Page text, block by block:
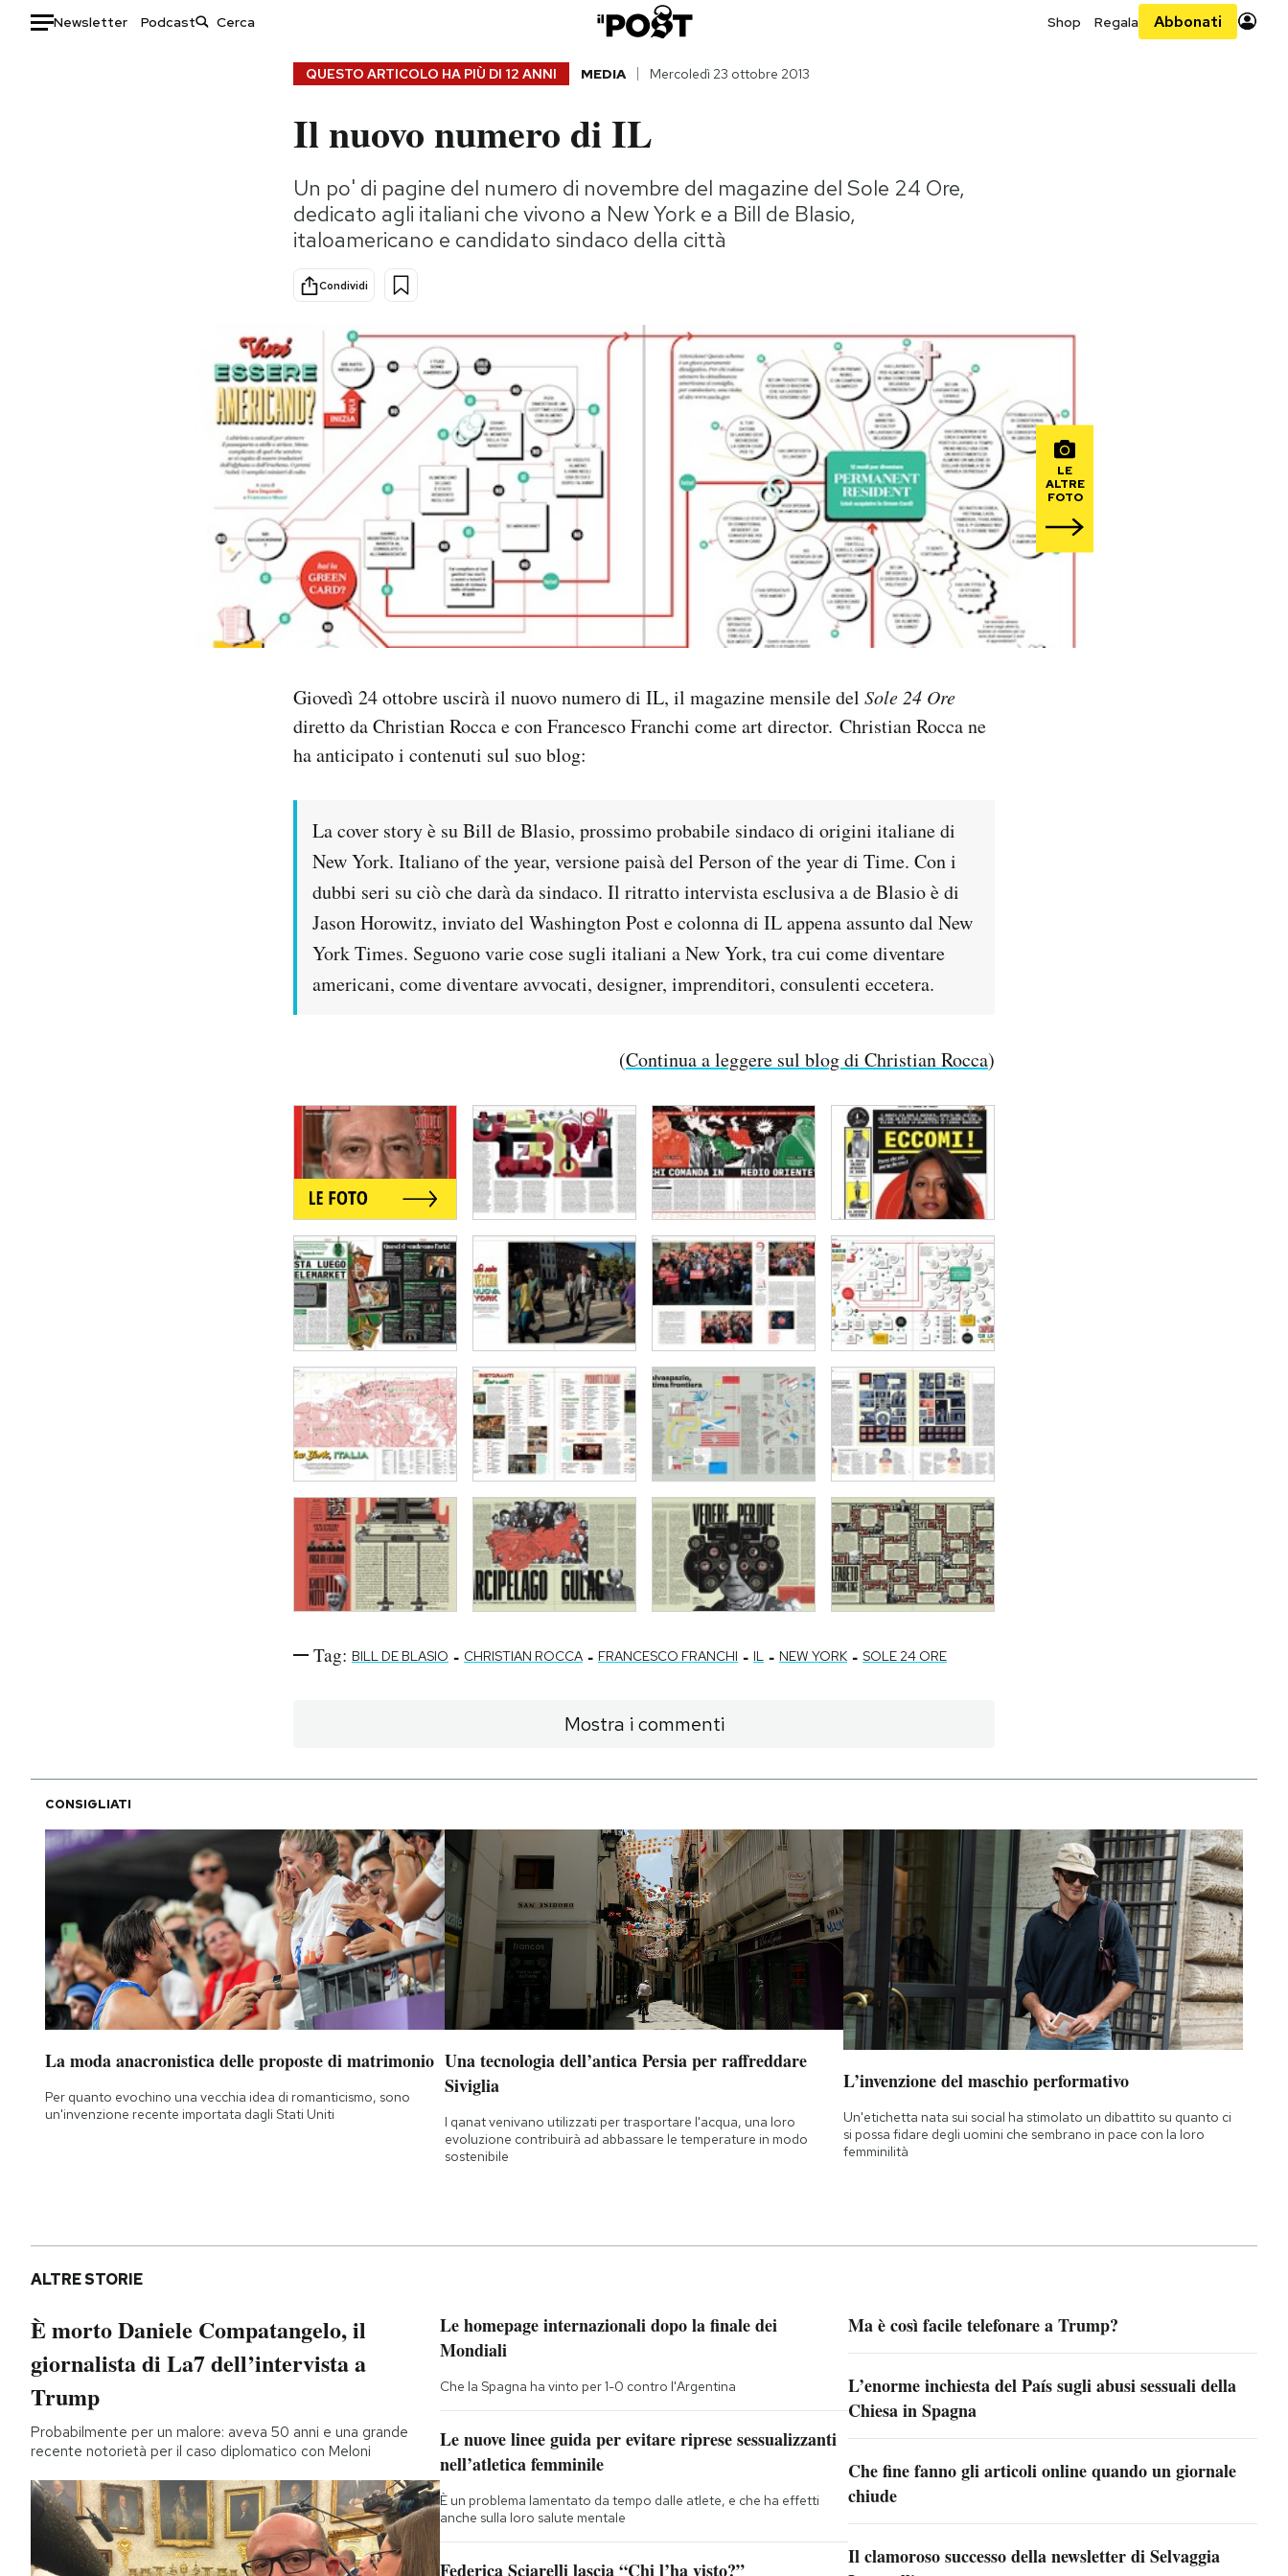
Newsletter Podcast Shop Regala Abbonati
Consumismi
Storie/Idee
Ok Boomer!
Altrecose
Mondiali calcio 2026
QUESTO ARTICOLO HA PIÙ DI 12 ANNI MEDIA Mercoledì 23 ottobre 2013
Il nuovo numero di IL
Un po' di pagine del numero di novembre del magazine del Sole 24 Ore,
dedicato agli italiani che vivono a New York e a Bill de Blasio,
italoamericano e candidato sindaco della città
Condividi
LE
ALTRE
FOTO
Giovedì 24 ottobre uscirà il nuovo numero di IL, il magazine mensile del Sole 24 Ore
diretto da Christian Rocca e con Francesco Franchi come art director. Christian Rocca ne
ha anticipato i contenuti sul suo blog:
La cover story è su Bill de Blasio, prossimo probabile sindaco di origini italiane di
New York. Italiano of the year, versione paisà del Person of the year di Time. Con i
dubbi seri su ciò che darà da sindaco. Il ritratto intervista esclusiva a de Blasio è di
Jason Horowitz, inviato del Washington Post e colonna di IL appena assunto dal New
York Times. Seguono varie cose sugli italiani a New York, tra cui come diventare
americani, come diventare avvocati, designer, imprenditori, consulenti eccetera.
(Continua a leggere sul blog di Christian Rocca)
Tag: BILL DE BLASIO - CHRISTIAN ROCCA - FRANCESCO FRANCHI - IL - NEW YORK - SOLE 24 ORE
Mostra i commenti
CONSIGLIATI
La moda anacronistica delle proposte di matrimonio
Per quanto evochino una vecchia idea di romanticismo, sono
un'invenzione recente importata dagli Stati Uniti
Una tecnologia dell’antica Persia per raffreddare
Siviglia
I qanat venivano utilizzati per trasportare l'acqua, una loro
evoluzione contribuirà ad abbassare le temperature in modo
sostenibile
L’invenzione del maschio performativo
Un'etichetta nata sui social ha stimolato un dibattito su quanto ci
si possa fidare degli uomini che sembrano in pace con la loro
femminilità
ALTRE STORIE
È morto Daniele Compatangelo, il
giornalista di La7 dell’intervista a
Trump
Probabilmente per un malore: aveva 50 anni e una grande
recente notorietà per il caso diplomatico con Meloni
Le homepage internazionali dopo la finale dei
Mondiali
Che la Spagna ha vinto per 1-0 contro l'Argentina
Le nuove linee guida per evitare riprese sessualizzanti
nell’atletica femminile
È un problema lamentato da tempo dalle atlete, e che ha effetti
anche sulla loro salute mentale
Federica Sciarelli lascia “Chi l’ha visto?”
Ma è così facile telefonare a Trump?
L’enorme inchiesta del País sugli abusi sessuali della
Chiesa in Spagna
Che fine fanno gli articoli online quando un giornale
chiude
Il clamoroso successo della newsletter di Selvaggia